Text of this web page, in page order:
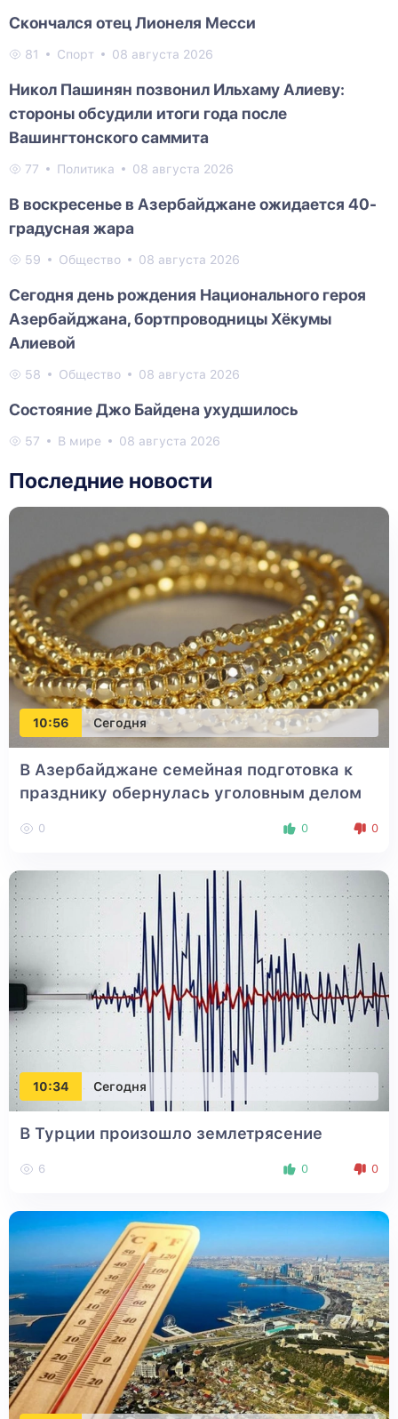
Скончался отец Лионеля Месси
81 Спорт 08 августа 2026
Никол Пашинян позвонил Ильхаму Алиеву:
стороны обсудили итоги года после
Вашингтонского саммита
77 Политика 08 августа 2026
В воскресенье в Азербайджане ожидается 40-
градусная жара
59 Общество 08 августа 2026
Сегодня день рождения Национального героя
Азербайджана, бортпроводницы Хёкумы
Алиевой
58 Общество 08 августа 2026
Состояние Джо Байдена ухудшилось
57 В мире 08 августа 2026
Последние новости
10:56 Сегодня
В Азербайджане семейная подготовка к
празднику обернулась уголовным делом
0 0 0
10:34 Сегодня
В Турции произошло землетрясение
6 0 0